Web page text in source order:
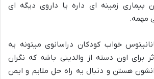
بیماری زمینه ای داره یا داروی دیگه ای
مهمه.
خواب کودکان دراسانوی میتونه یه
برای اون دسته از والدینی باشه که نگران
هستن و دنبال یه راه حل ملایم و ایمن